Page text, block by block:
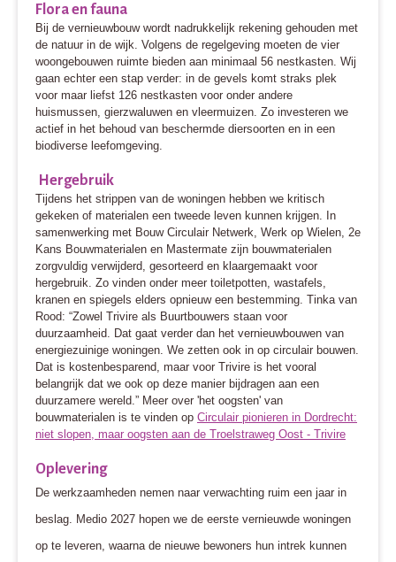
Flora en fauna
Bij de vernieuwbouw wordt nadrukkelijk rekening gehouden met
de natuur in de wijk. Volgens de regelgeving moeten de vier
woongebouwen ruimte bieden aan minimaal 56 nestkasten. Wij
gaan echter een stap verder: in de gevels komt straks plek
voor maar liefst 126 nestkasten voor onder andere
huismussen, gierzwaluwen en vleermuizen. Zo investeren we
actief in het behoud van beschermde diersoorten en in een
biodiverse leefomgeving.
Hergebruik
Tijdens het strippen van de woningen hebben we kritisch
gekeken of materialen een tweede leven kunnen krijgen. In
samenwerking met Bouw Circulair Netwerk, Werk op Wielen, 2e
Kans Bouwmaterialen en Mastermate zijn bouwmaterialen
zorgvuldig verwijderd, gesorteerd en klaargemaakt voor
hergebruik. Zo vinden onder meer toiletpotten, wastafels,
kranen en spiegels elders opnieuw een bestemming. Tinka van
Rood: “Zowel Trivire als Buurtbouwers staan voor
duurzaamheid. Dat gaat verder dan het vernieuwbouwen van
energiezuinige woningen. We zetten ook in op circulair bouwen.
Dat is kostenbesparend, maar voor Trivire is het vooral
belangrijk dat we ook op deze manier bijdragen aan een
duurzamere wereld.” Meer over 'het oogsten' van
bouwmaterialen is te vinden op Circulair pionieren in Dordrecht:
niet slopen, maar oogsten aan de Troelstraweg Oost - Trivire
Oplevering
De werkzaamheden nemen naar verwachting ruim een jaar in
beslag. Medio 2027 hopen we de eerste vernieuwde woningen
op te leveren, waarna de nieuwe bewoners hun intrek kunnen